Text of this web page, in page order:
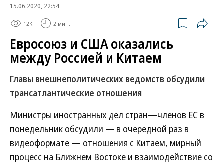
15.06.2020, 22:54
12K 2 мин.
Евросоюз и США оказались
между Россией и Китаем
Главы внешнеполитических ведомств обсудили
трансатлантические отношения
Министры иностранных дел стран—членов ЕС в
понедельник обсудили — в очередной раз в
видеоформате — отношения с Китаем, мирный
процесс на Ближнем Востоке и взаимодействие со